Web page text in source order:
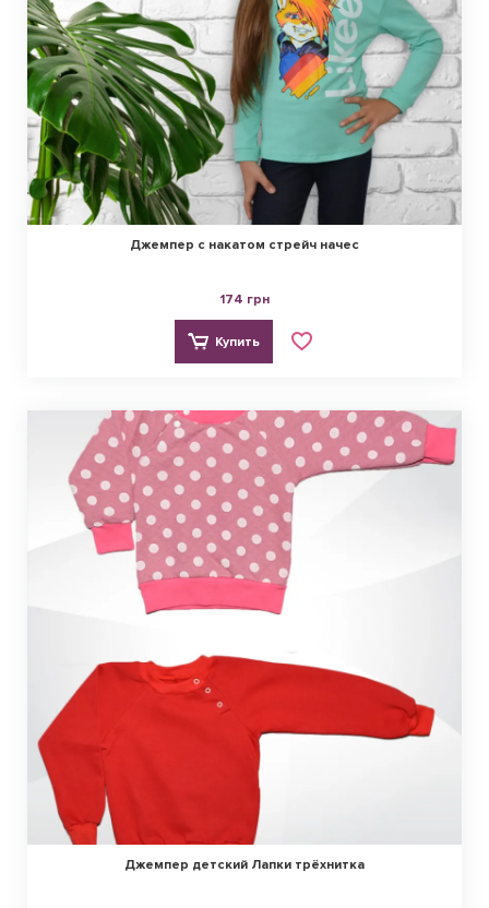
Джемпер с накатом стрейч начес
174 грн
Купить
Джемпер детский Лапки трёхнитка